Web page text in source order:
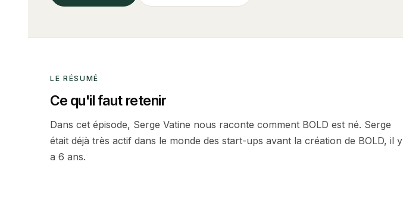
LE RÉSUMÉ
Ce qu'il faut retenir
Dans cet épisode, Serge Vatine nous raconte comment BOLD est né. Serge
était déjà très actif dans le monde des start-ups avant la création de BOLD, il y
a 6 ans.